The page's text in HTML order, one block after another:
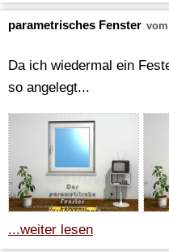
parametrisches Fenster vom
Da ich wiedermal ein
so angelegt...
...weiter lesen